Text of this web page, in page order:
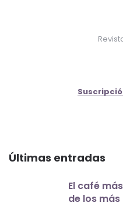
Últimas entradas
El café
de los